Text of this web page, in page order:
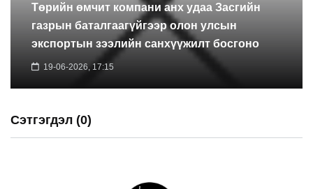
Төрийн өмчит компани анх удаа Засгийн
газрын баталгаагүйгээр олон улсын
экспортын зээлийн санхүүжилт босгоно
19-06-2026, 17:15
Сэтгэгдэл (0)